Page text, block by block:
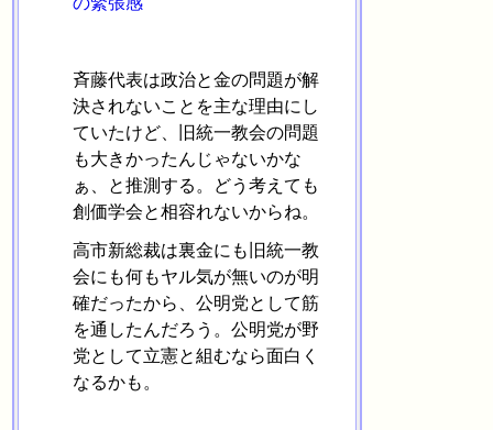
斉藤代表は政治と金の問題が解
決されないことを主な理由にし
ていたけど、旧統一教会の問題
も大きかったんじゃないかな
ぁ、と推測する。どう考えても
創価学会と相容れないからね。
高市新総裁は裏金にも旧統一教
会にも何もヤル気が無いのが明
確だったから、公明党として筋
を通したんだろう。公明党が野
党として立憲と組むなら面白く
なるかも。